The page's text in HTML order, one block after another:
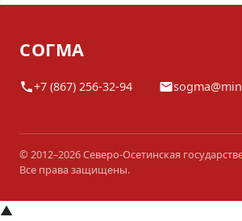
СОГМА
+7 (867) 256-32-94
© 2012–2026 Северо-Осетинская
Все права защищены.
▲